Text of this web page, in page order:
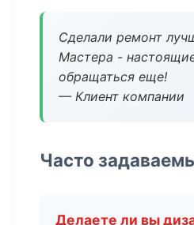
Сделали ремонт
Мастера -
обращаться еще!
— Клиент компании
Часто
Делаете ли вы